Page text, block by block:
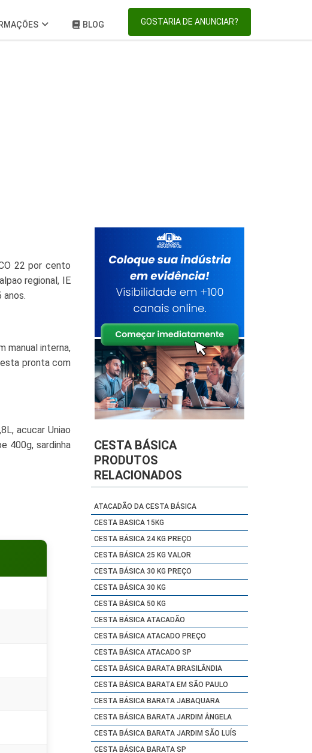
BLOG GOSTARIA DE ANUNCIAR?
22 por cento
regional, IE
manual interna,
pronta com
acucar Uniao
400g, sardinha
CESTA BÁSICA
PRODUTOS
RELACIONADOS
ATACADÃO DA CESTA BÁSICA
CESTA BASICA 15KG
CESTA BÁSICA 24 KG PREÇO
CESTA BÁSICA 25 KG VALOR
CESTA BÁSICA 30 KG PREÇO
CESTA BÁSICA 30 KG
CESTA BÁSICA 50 KG
CESTA BÁSICA ATACADÃO
CESTA BÁSICA ATACADO PREÇO
CESTA BÁSICA ATACADO SP
CESTA BÁSICA BARATA BRASILÂNDIA
CESTA BÁSICA BARATA EM SÃO PAULO
CESTA BÁSICA BARATA JABAQUARA
CESTA BÁSICA BARATA JARDIM ÂNGELA
CESTA BÁSICA BARATA JARDIM SÃO LUÍS
CESTA BÁSICA BARATA SP